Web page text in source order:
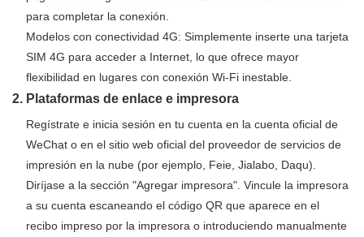
para completar la conexión.
Modelos con conectividad 4G: Simplemente inserte una tarjeta
SIM 4G para acceder a Internet, lo que ofrece mayor
flexibilidad en lugares con conexión Wi-Fi inestable.
2. Plataformas de enlace e impresora
Regístrate e inicia sesión en tu cuenta en la cuenta oficial de
WeChat o en el sitio web oficial del proveedor de servicios de
impresión en la nube (por ejemplo, Feie, Jialabo, Daqu).
Diríjase a la sección "Agregar impresora". Vincule la impresora
a su cuenta escaneando el código QR que aparece en el
recibo impreso por la impresora o introduciendo manualmente